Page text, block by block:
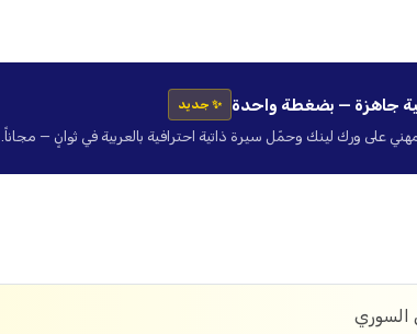
جاهزة — بضغطة واحدة ✨ جديد
على ورك لينك وحمّل سيرة ذاتية احترافية بالعربية في ثوانٍ — مجاناً.
السوري